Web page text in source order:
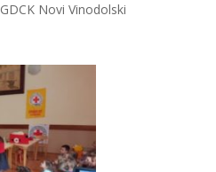
GDCK Novi Vinodolski